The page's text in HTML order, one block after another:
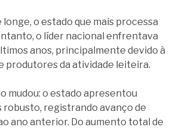
longe, o estado que mais processa
o líder nacional enfrentava
anos, principalmente devido à
produtores da atividade leiteira.
mudou: o estado apresentou
registrando avanço de
ano anterior. Do aumento total de